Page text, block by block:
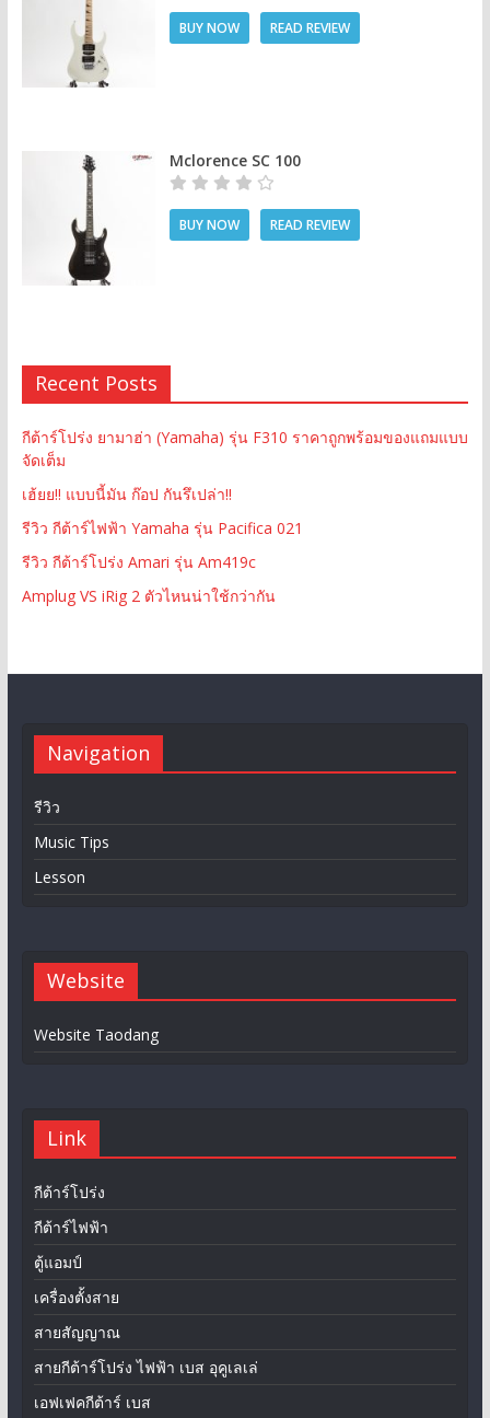
BUY NOW READ REVIEW
Mclorence SC 100
BUY NOW READ REVIEW
Recent Posts
กีต้าร์โปร่ง ยามาฮ่า (Yamaha) รุ่น F310 ราคาถูกพร้อมของแถมแบบ
จัดเต็ม
เฮ้ยย!! แบบนี้มัน ก๊อป กันรึเปล่า!!
รีวิว กีต้าร์ไฟฟ้า Yamaha รุ่น Pacifica 021
รีวิว กีต้าร์โปร่ง Amari รุ่น Am419c
Amplug VS iRig 2 ตัวไหนน่าใช้กว่ากัน
Navigation
รีวิว
Music Tips
Lesson
Website
Website Taodang
Link
กีต้าร์โปร่ง
กีต้าร์ไฟฟ้า
ตู้แอมป์
เครื่องตั้งสาย
สายสัญญาณ
สายกีต้าร์โปร่ง ไฟฟ้า เบส อุคูเลเล่
เอฟเฟคกีต้าร์ เบส